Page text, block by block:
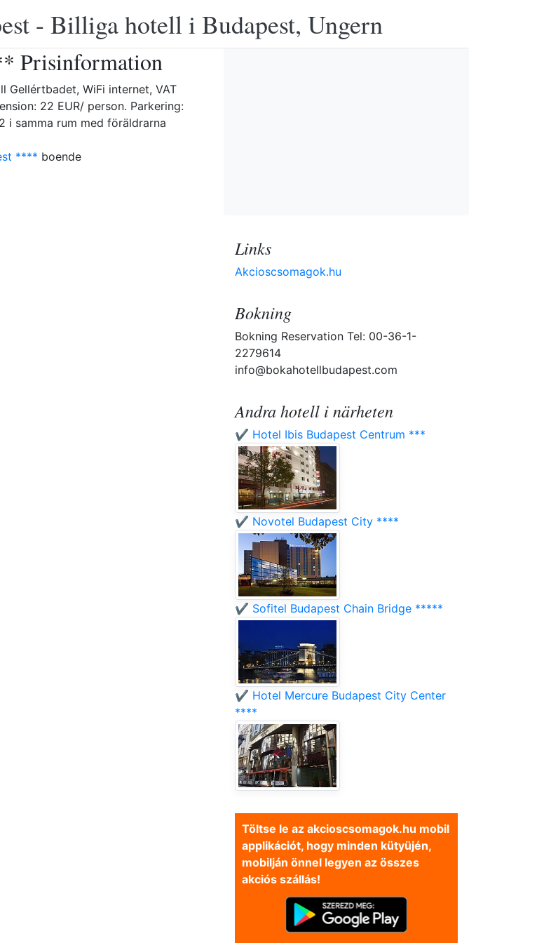
- Billiga hotell i Budapest, Ungern
Prisinformation
WiFi internet, VAT
22 EUR/ person. Parkering:
i samma rum med föräldrarna
**** boende
Links
Akcioscsomagok.hu
Bokning
Bokning Reservation Tel: 00-36-1-
2279614
info@bokahotellbudapest.com
Andra hotell i närheten
✔️ Hotel Ibis Budapest Centrum ***
✔️ Novotel Budapest City ****
✔️ Sofitel Budapest Chain Bridge *****
✔️ Hotel Mercure Budapest City Center
****
Töltse le az akcioscsomagok.hu mobil
applikációt, hogy minden kütyüjén,
mobilján önnel legyen az összes
akciós szállás!